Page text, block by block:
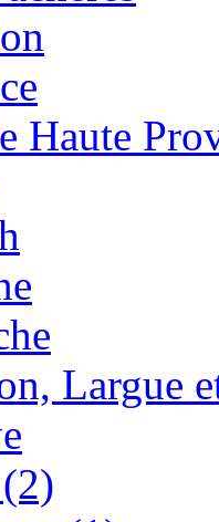
Haute
Largue